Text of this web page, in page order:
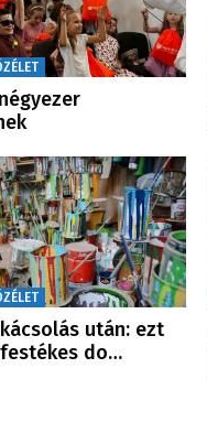
után: ezt
do…